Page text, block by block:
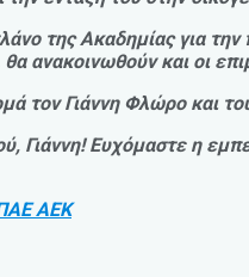
της Ακαδημίας για
ανακοινωθούν και οι
τον Γιάννη Φλώρο και
Γιάννη! Ευχόμαστε η
ΑΕΚ